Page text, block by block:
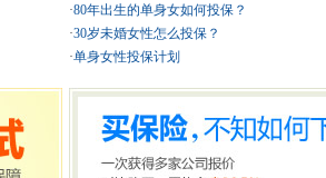
·80年出生的单身女如何投保？
·30岁未婚女性怎么投保？
·单身女性投保计划